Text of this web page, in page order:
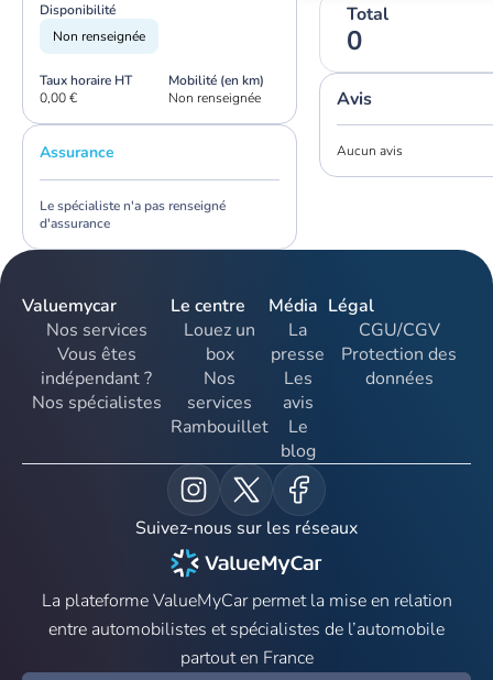
Disponibilité
Non renseignée
Taux horaire HT
0,00 €
Mobilité (en km)
Non renseignée
Assurance
Le spécialiste n'a pas renseigné
d'assurance
Total
0
Avis
Aucun avis
Valuemycar
Nos services
Vous êtes
indépendant ?
Nos spécialistes
Le centre
Louez un
box
Nos
services
Rambouillet
Média
La
presse
Les
avis
Le
blog
Légal
CGU/CGV
Protection des
données
Suivez-nous sur les réseaux
La plateforme ValueMyCar permet la mise en relation
entre automobilistes et spécialistes de l’automobile
partout en France